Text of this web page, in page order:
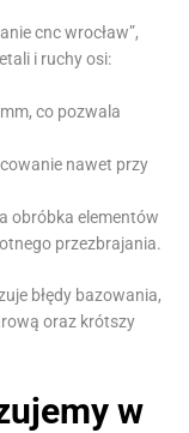
cnc wrocław”,
i ruchy osi:
co pozwala
nawet przy
obróbka elementów
przezbrajania.
błędy bazowania,
oraz krótszy
w